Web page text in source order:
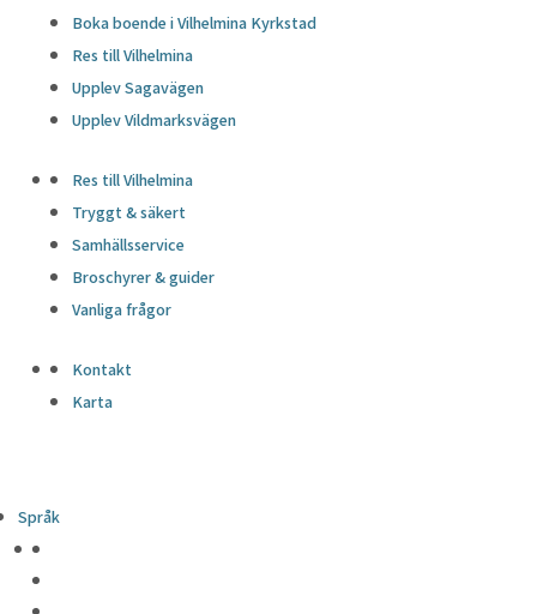
Boka boende i Vilhelmina Kyrkstad
Res till Vilhelmina
Upplev Sagavägen
Upplev Vildmarksvägen
Res till Vilhelmina
Tryggt & säkert
Samhällsservice
Broschyrer & guider
Vanliga frågor
Kontakt
Karta
Språk